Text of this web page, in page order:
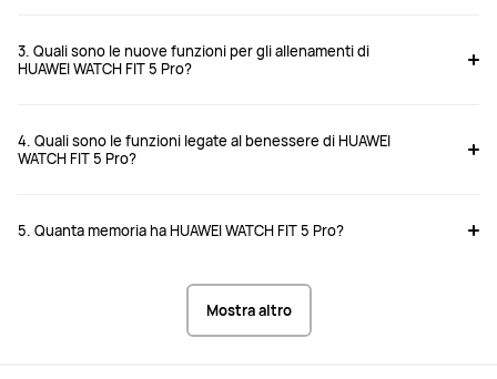
3. Quali sono le nuove funzioni per gli allenamenti di
HUAWEI WATCH FIT 5 Pro?
4. Quali sono le funzioni legate al benessere di HUAWEI
WATCH FIT 5 Pro?
5. Quanta memoria ha HUAWEI WATCH FIT 5 Pro?
Mostra altro